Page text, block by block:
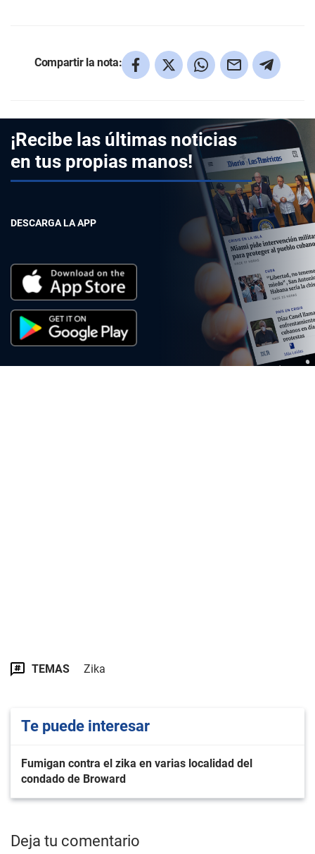
Compartir la nota:
¡Recibe las últimas noticias
en tus propias manos!
DESCARGA LA APP
TEMAS Zika
Te puede interesar
Fumigan contra el zika en varias localidad del
condado de Broward
Deja tu comentario